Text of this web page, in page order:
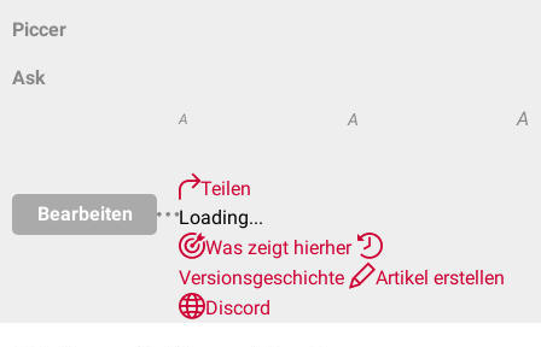
Piccer
Ask
Bearbeiten
A A A
Teilen
Loading...
Was zeigt hierher
Versionsgeschichte
Artikel erstellen
Discord